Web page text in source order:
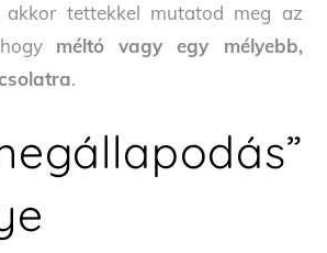
akkor tettekkel mutatod meg az
méltó vagy egy mélyebb,
.